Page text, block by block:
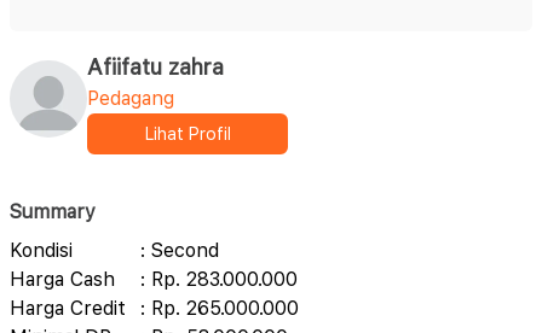
Afiifatu zahra
Pedagang
Lihat Profil
Summary
Kondisi
: Second
Harga Cash
: Rp. 283.000.000
Harga Credit
: Rp. 265.000.000